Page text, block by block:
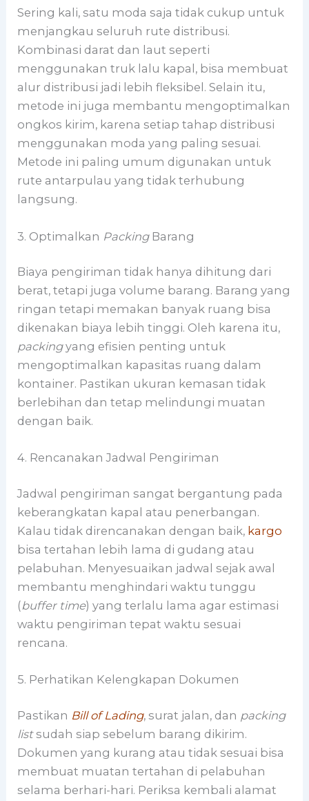
Sering kali, satu moda saja tidak cukup untuk
menjangkau seluruh rute distribusi.
Kombinasi darat dan laut seperti
menggunakan truk lalu kapal, bisa membuat
alur distribusi jadi lebih fleksibel. Selain itu,
metode ini juga membantu mengoptimalkan
ongkos kirim, karena setiap tahap distribusi
menggunakan moda yang paling sesuai.
Metode ini paling umum digunakan untuk
rute antarpulau yang tidak terhubung
langsung.
3. Optimalkan PackingBarang
Biaya pengiriman tidak hanya dihitung dari
berat, tetapi juga volume barang. Barang yang
ringan tetapi memakan banyak ruang bisa
dikenakan biaya lebih tinggi. Oleh karena itu,
packingyang efisien penting untuk
mengoptimalkan kapasitas ruang dalam
kontainer. Pastikan ukuran kemasan tidak
berlebihan dan tetap melindungi muatan
dengan baik.
4. Rencanakan Jadwal Pengiriman
Jadwal pengiriman sangat bergantung pada
keberangkatan kapal atau penerbangan.
Kalau tidak direncanakan dengan baik, kargo
bisa tertahan lebih lama di gudang atau
pelabuhan. Menyesuaikan jadwal sejak awal
membantu menghindari waktu tunggu
(buffer time) yang terlalu lama agar estimasi
waktu pengiriman tepat waktu sesuai
rencana.
5. Perhatikan Kelengkapan Dokumen
Pastikan Bill of Lading, surat jalan, dan packing
listsudah siap sebelum barang dikirim.
Dokumen yang kurang atau tidak sesuai bisa
membuat muatan tertahan di pelabuhan
selama berhari-hari. Periksa kembali alamat